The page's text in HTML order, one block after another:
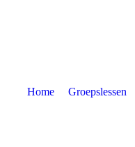
Home Groepslessen